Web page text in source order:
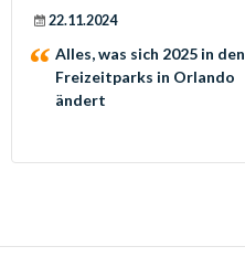
22.11.2024
Alles, was sich 2025 in den
Freizeitparks in Orlando
ändert